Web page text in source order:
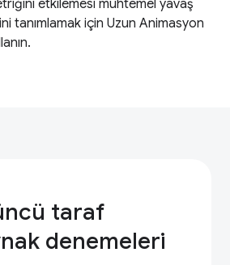
etkilemesi muhtemel yavaş
tanımlamak için Uzun Animasyon
taraf
denemeleri